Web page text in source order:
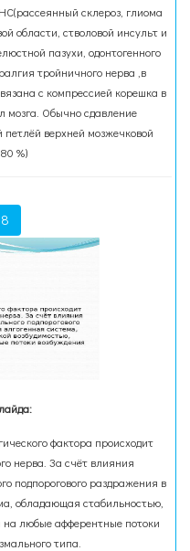
склероз, глиома
области, стволовой инсульт и
пазухи, одонтогенного
тройничного нерва ,в
с компрессией корешка в
мозга. Обычно сдавление
петлёй верхней мозжечковой
%)
фактора происходит
нерва. За счёт влияния
подпорогового раздражения в
обладающая стабильностью,
любые афферентные потоки
типа.